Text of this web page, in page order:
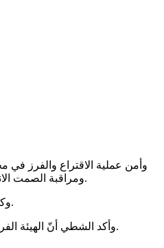
ومراقبة الصمت الانتخابي 26 عونا ، وفق ما افاد به رئيس الهيئة الفرعية للانتخابات خالد الشطي صحفية « وات » الذي افاد ايضا بان نسبة الاقتراع العامة بلغت بالولاية 32 فاصل صفر 1 في المائة.
وكانت الأكياس الآمنة وصلت مساء أمس إلى مركز تجميع النتائج على الساعة العاشرة والنصف مساء، واستكملت اليوم عملية التجميع اليدوي والآلي على الساعة الثامنة صباحا.
وأكد الشطي أنّ الهيئة الفرعية للانتخابات بالمنستير لم تسجل أية عملية خرق للصمت الانتخابي، غير أنّها أحالت على أنظار النيابة العمومية 24 مخالفة ضدّ مجهول متعلقة بتمزيق معلقات وبيانات انتخابية.